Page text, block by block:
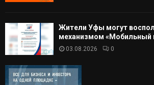
Жители Уфы могут
механизмом «Мобильный
03.08.2026 0